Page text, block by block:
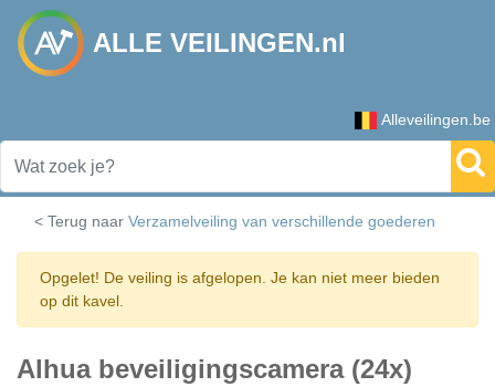
ALLE VEILINGEN.nl
Alleveilingen.be
< Terug naar Verzamelveiling van verschillende goederen
Opgelet! De veiling is afgelopen. Je kan niet meer bieden
op dit kavel.
Alhua beveiligingscamera (24x)